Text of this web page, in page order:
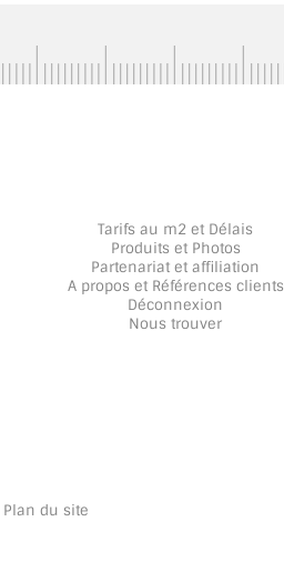
Tarifs au m2 et Délais
Produits et Photos
Partenariat et affiliation
A propos et Références clients
Déconnexion
Nous trouver
Plan du site